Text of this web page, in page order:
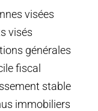
visées
visés
générales
fiscal
stable
immobiliers